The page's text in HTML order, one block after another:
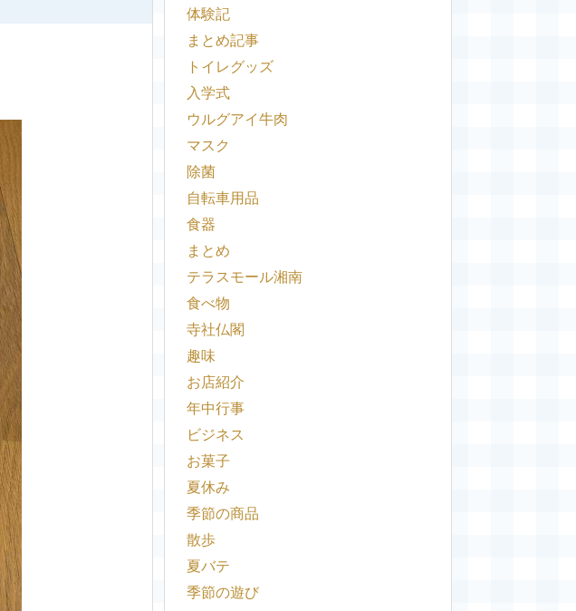
体験記
まとめ記事
トイレグッズ
入学式
ウルグアイ牛肉
マスク
除菌
自転車用品
食器
まとめ
テラスモール湘南
食べ物
寺社仏閣
趣味
お店紹介
年中行事
ビジネス
お菓子
夏休み
季節の商品
散歩
夏バテ
季節の遊び